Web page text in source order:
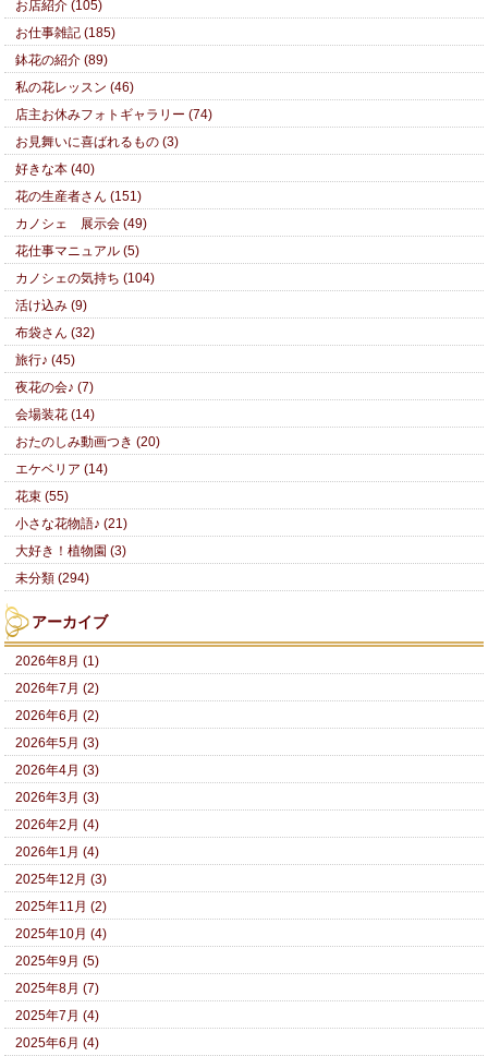
お店紹介 (105)
お仕事雑記 (185)
鉢花の紹介 (89)
私の花レッスン (46)
店主お休みフォトギャラリー (74)
お見舞いに喜ばれるもの (3)
好きな本 (40)
花の生産者さん (151)
カノシェ 展示会 (49)
花仕事マニュアル (5)
カノシェの気持ち (104)
活け込み (9)
布袋さん (32)
旅行♪ (45)
夜花の会♪ (7)
会場装花 (14)
おたのしみ動画つき (20)
エケベリア (14)
花束 (55)
小さな花物語♪ (21)
大好き！植物園 (3)
未分類 (294)
アーカイブ
2026年8月 (1)
2026年7月 (2)
2026年6月 (2)
2026年5月 (3)
2026年4月 (3)
2026年3月 (3)
2026年2月 (4)
2026年1月 (4)
2025年12月 (3)
2025年11月 (2)
2025年10月 (4)
2025年9月 (5)
2025年8月 (7)
2025年7月 (4)
2025年6月 (4)